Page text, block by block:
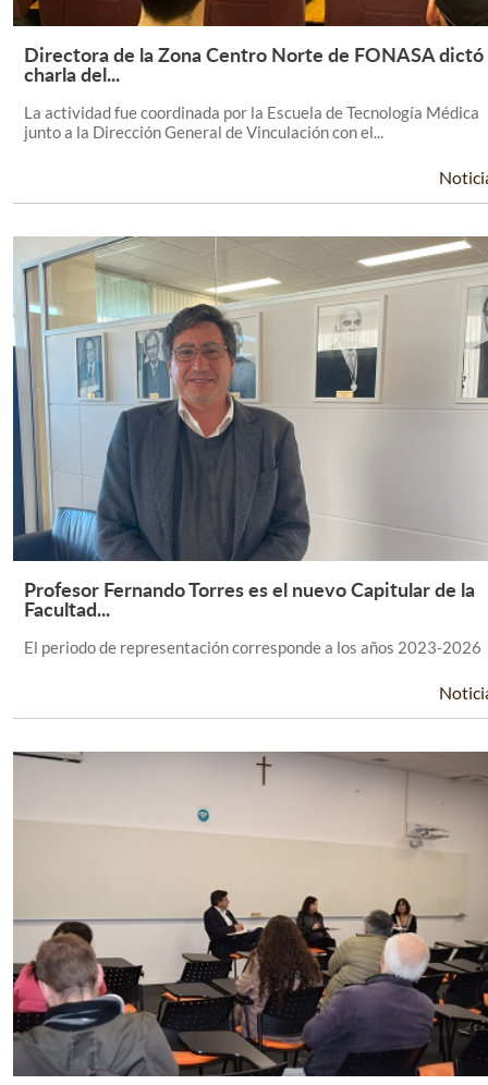
Leer Más +
Directora de la Zona Centro Norte de FONASA dictó
charla del...
La actividad fue coordinada por la Escuela de Tecnología Médica
junto a la Dirección General de Vinculación con el...
Leer Más +
Profesor Fernando Torres es el nuevo Capitular de la
Facultad...
El periodo de representación corresponde a los años 2023-2026